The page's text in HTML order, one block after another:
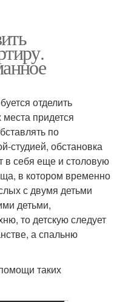
отделить
придется
по
студией, обстановка
в себя еще и столовую
в котором временно
с двумя детьми
детьми,
то детскую следует
а спальню
таких